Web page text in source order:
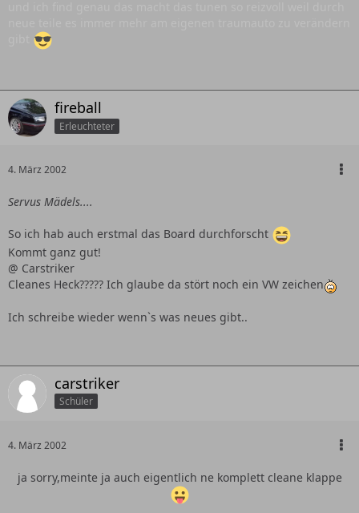
fireball
Erleuchteter
4. März 2002
Servus Mädels....
So ich hab auch erstmal das Board durchforscht
Kommt ganz gut!
@ Carstriker
Cleanes Heck????? Ich glaube da stört noch ein VW zeichen
Ich schreibe wieder wenn`s was neues gibt..
carstriker
Schüler
4. März 2002
ja sorry,meinte ja auch eigentlich ne komplett cleane klappe